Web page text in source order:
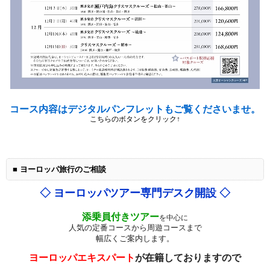
コース内容はデジタルパンフレットもご覧くださいませ。
こちらのボタンをクリック↑
■ ヨーロッパ旅行のご相談
◇ ヨーロッパツアー専門デスク開設 ◇
添乗員付きツアーを中心に
人気の定番コースから周遊コースまで
幅広くご案内します。
ヨーロッパエキスパートが在籍しておりますので